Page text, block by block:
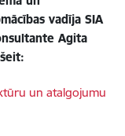
vadīja SIA
Agita
un atalgojumu